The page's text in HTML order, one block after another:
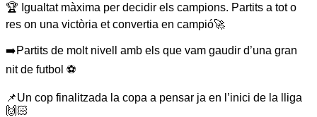
🏆 Igualtat màxima per decidir els campions. Partits a tot o
res on una victòria et convertia en campió🚀
➡️Partits de molt nivell amb els que vam gaudir d’una gran
nit de futbol ⚽️
📌Un cop finalitzada la copa a pensar ja en l’inici de la lliga
🙌🏻